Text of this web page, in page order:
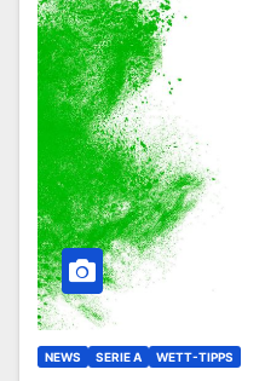
NEWS SERIE A WETT-TIPPS